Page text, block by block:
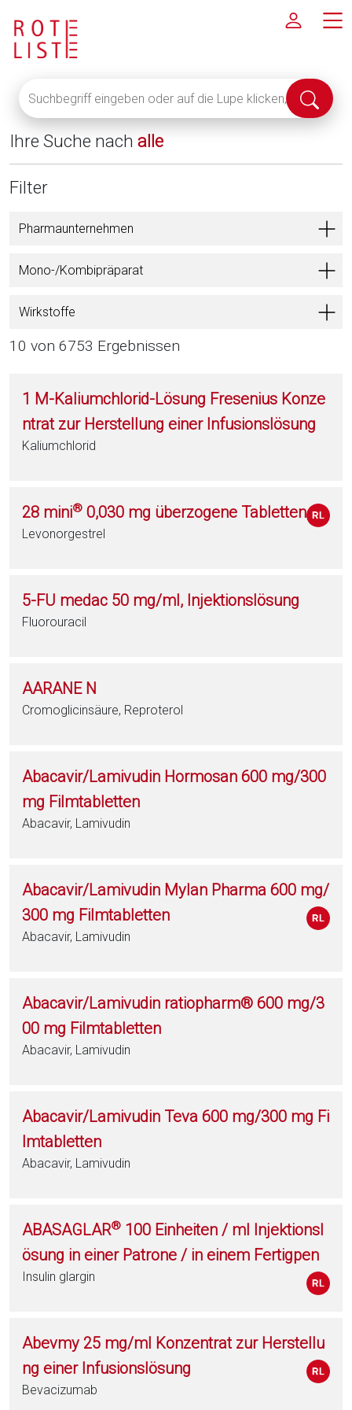
eingeben
oder
auf
die
Lupe
alle
anzuzeigen
Suche
Ihre Suche nach alle
Filter
Pharmaunternehmen
Mono-/Kombipräparat
Wirkstoffe
10 von 6753 Ergebnissen
1 M-Kaliumchlorid-Lösung Fresenius Konze
ntrat zur Herstellung einer Infusionslösung
Kaliumchlorid
28 mini® 0,030 mg überzogene Tabletten
Levonorgestrel
5-FU medac 50 mg/ml, Injektionslösung
Fluorouracil
AARANE N
Cromoglicinsäure, Reproterol
Abacavir/Lamivudin Hormosan 600 mg/300
mg Filmtabletten
Abacavir, Lamivudin
Abacavir/Lamivudin Mylan Pharma 600 mg/
300 mg Filmtabletten
Abacavir, Lamivudin
Abacavir/Lamivudin ratiopharm® 600 mg/3
00 mg Filmtabletten
Abacavir, Lamivudin
Abacavir/Lamivudin Teva 600 mg/300 mg Fi
lmtabletten
Abacavir, Lamivudin
ABASAGLAR® 100 Einheiten / ml Injektionsl
ösung in einer Patrone / in einem Fertigpen
Insulin glargin
Abevmy 25 mg/ml Konzentrat zur Herstellu
ng einer Infusionslösung
Bevacizumab